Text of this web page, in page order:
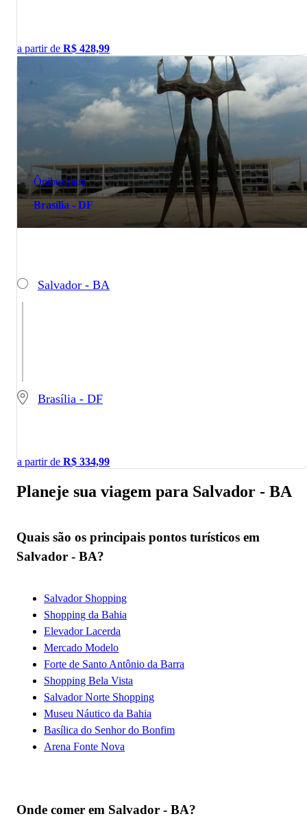
a partir de R$ 428,99
Ônibus para
Brasília - DF
Salvador - BA
Brasília - DF
a partir de R$ 334,99
Planeje sua viagem para Salvador - BA
Quais são os principais pontos turísticos em
Salvador - BA?
Salvador Shopping
Shopping da Bahia
Elevador Lacerda
Mercado Modelo
Forte de Santo Antônio da Barra
Shopping Bela Vista
Salvador Norte Shopping
Museu Náutico da Bahia
Basílica do Senhor do Bonfim
Arena Fonte Nova
Onde comer em Salvador - BA?